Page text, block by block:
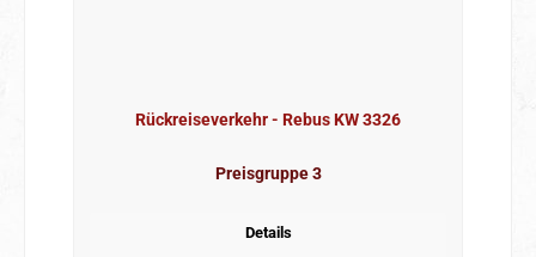
Rückreiseverkehr - Rebus KW 3326
Preisgruppe 3
Details